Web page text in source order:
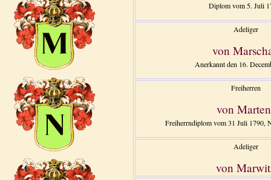
Diplom vom 5. Juli
Adeliger
von
Anerkannt den 16.
Freiherren
von
Freiherrndiplom vom 31 Juli 1790,
Adeliger
von